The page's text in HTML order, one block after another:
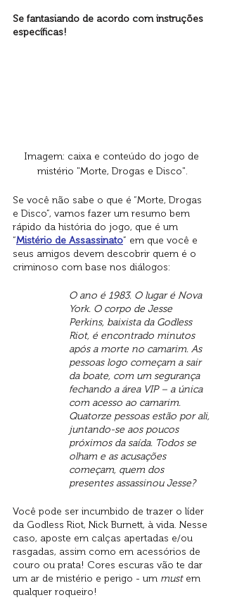
Se fantasiando de acordo com instruções
específicas!
Imagem: caixa e conteúdo do jogo de
mistério "Morte, Drogas e Disco".
Se você não sabe o que é “Morte, Drogas
e Disco”, vamos fazer um resumo bem
rápido da história do jogo, que é um
“Mistério de Assassinato” em que você e
seus amigos devem descobrir quem é o
criminoso com base nos diálogos:
O ano é 1983. O lugar é Nova
York. O corpo de Jesse
Perkins, baixista da Godless
Riot, é encontrado minutos
após a morte no camarim. As
pessoas logo começam a sair
da boate, com um segurança
fechando a área VIP – a única
com acesso ao camarim.
Quatorze pessoas estão por ali,
juntando-se aos poucos
próximos da saída. Todos se
olham e as acusações
começam, quem dos
presentes assassinou Jesse?​
Você pode ser incumbido de trazer o líder
da Godless Riot, Nick Burnett, à vida. Nesse
caso, aposte em calças apertadas e/ou
rasgadas, assim como em acessórios de
couro ou prata! Cores escuras vão te dar
um ar de mistério e perigo - um must em
qualquer roqueiro!